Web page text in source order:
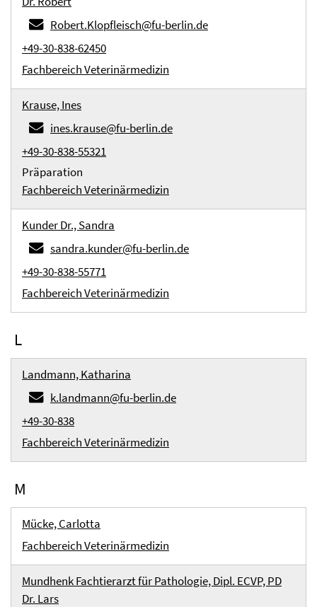
Robert.Klopfleisch@fu-berlin.de
+49-30-838-62450
Fachbereich Veterinärmedizin
Krause, Ines
ines.krause@fu-berlin.de
+49-30-838-55321
Präparation
Fachbereich Veterinärmedizin
Kunder Dr., Sandra
sandra.kunder@fu-berlin.de
+49-30-838-55771
Fachbereich Veterinärmedizin
L
Landmann, Katharina
k.landmann@fu-berlin.de
+49-30-838
Fachbereich Veterinärmedizin
M
Mücke, Carlotta
Fachbereich Veterinärmedizin
Mundhenk Fachtierarzt für Pathologie, Dipl. ECVP, PD
Dr. Lars